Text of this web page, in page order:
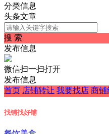
分类信息
头条文章
搜 索
发布信息
微信扫一扫打开
发布信息
首页 店铺转让 我要找店 商铺
找铺找好铺